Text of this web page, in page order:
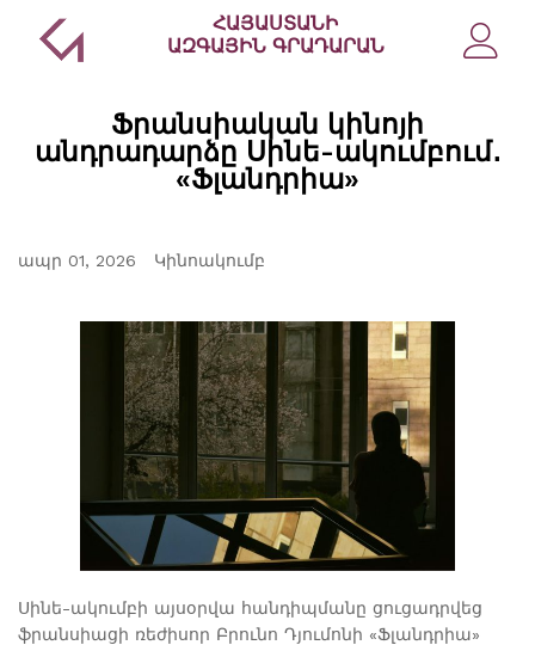
ՀԱՅԱՍՏԱՆԻ
ԱԶԳԱՅԻՆ ԳՐԱԴԱՐԱՆ
Ֆրանսիական կինոյի
անդրադարձը Սինե-ակումբում․
«Ֆլանդրիա»
ապր 01, 2026 Կինոակումբ
Սինե-ակումբի այսօրվա հանդիպմանը ցուցադրվեց
ֆրանսիացի ռեժիսոր Բրունո Դյումոնի «Ֆլանդրիա»